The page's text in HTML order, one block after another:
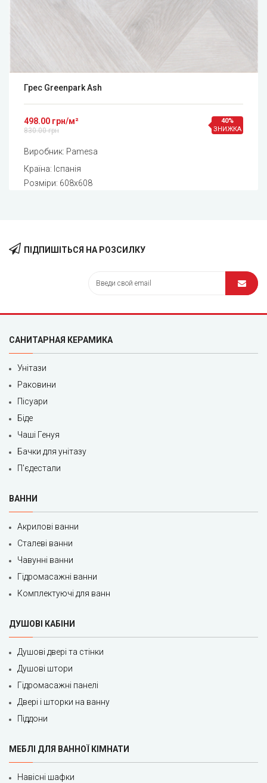
Грес Greenpark Ash
498.00 грн/м²
830.00 грн
40%
ЗНИЖКА
Виробник: Pamesa
Країна: Іспанія
Розміри: 608x608
ПІДПИШІТЬСЯ НА РОЗСИЛКУ
САНИТАРНАЯ КЕРАМИКА
Унітази
Раковини
Пісуари
Біде
Чаші Генуя
Бачки для унітазу
П'єдестали
ВАННИ
Акрилові ванни
Сталеві ванни
Чавунні ванни
Гідромасажні ванни
Комплектуючі для ванн
ДУШОВІ КАБІНИ
Душові двері та стінки
Душові штори
Гідромасажні панелі
Двері і шторки на ванну
Піддони
МЕБЛІ ДЛЯ ВАННОЇ КІМНАТИ
Навісні шафки